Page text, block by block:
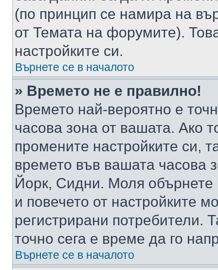
(по принцип се намира на
от Темата на форумите).
настройките си.
Върнете се в началото
» Времето не е правилно!
Времето най-вероятно е
часова зона от вашата. Ако
промените настройките си,
времето във вашата
Йорк, Сидни. Моля обърнете
и повечето от настройките
регистрирани потребители.
точно сега е време да го
Върнете се в началото